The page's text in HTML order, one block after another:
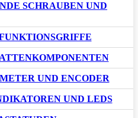
SCHRAUBEN UND
UND ENCODER
UND LEDS